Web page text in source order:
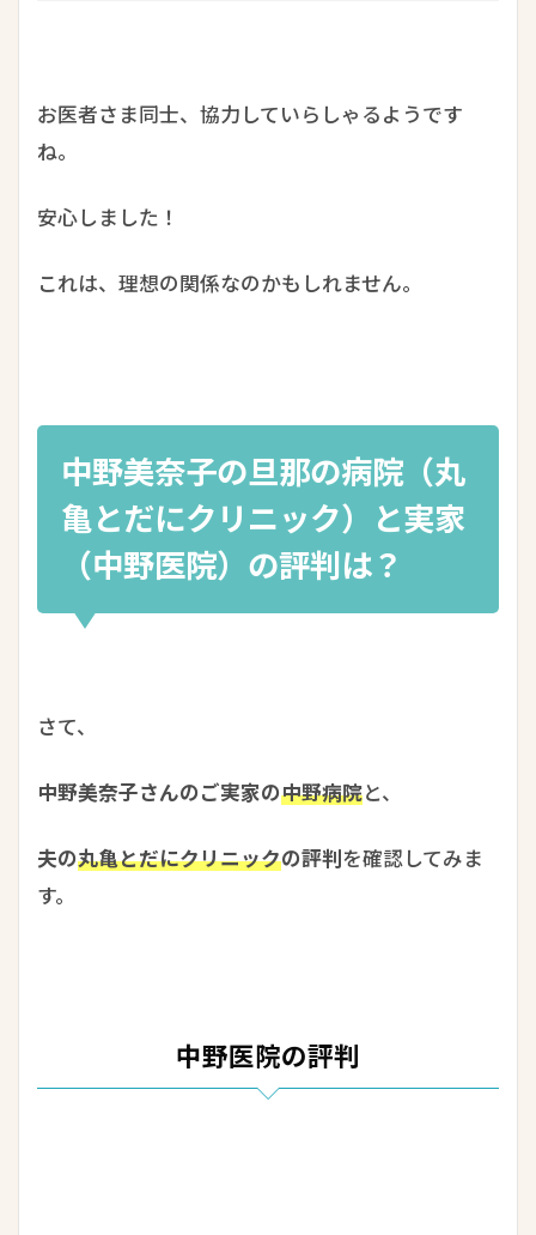
お医者さま同士、協力していらしゃるようです
ね。
安心しました！
これは、理想の関係なのかもしれません。
中野美奈子の旦那の病院（丸
亀とだにクリニック）と実家
（中野医院）の評判は？
さて、
中野美奈子さんのご実家の中野病院と、
夫の丸亀とだにクリニックの評判を確認してみま
す。
中野医院の評判